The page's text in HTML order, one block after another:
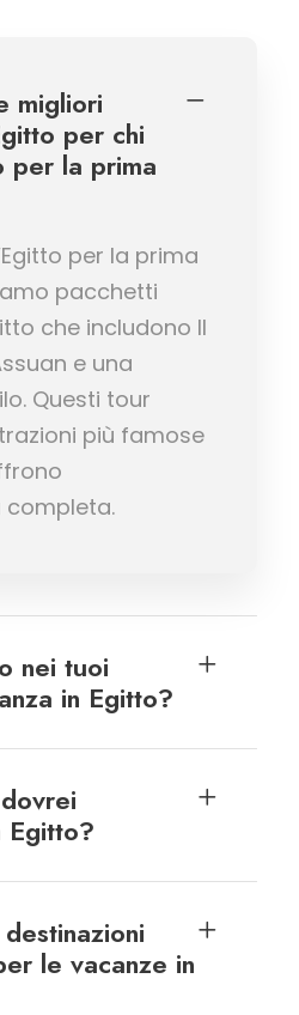
migliori
per chi
per la prima
per la prima
pacchetti
che includono Il
e una
Questi tour
più famose
completa.
nei tuoi
in Egitto?
Egitto?
le vacanze in